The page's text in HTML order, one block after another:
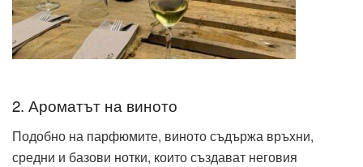
2. Ароматът на виното
Подобно на парфюмите, виното съдържа връхни,
средни и базови нотки, които създават неговия